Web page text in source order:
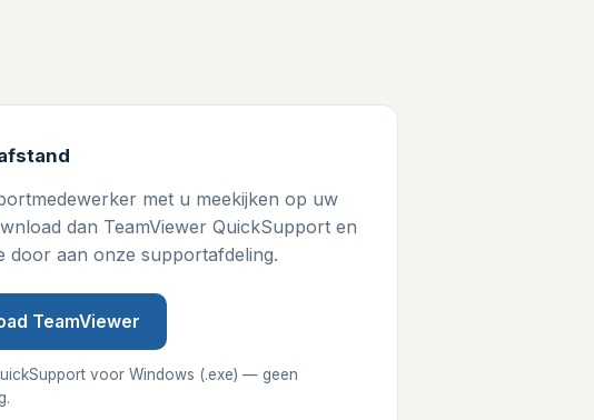
met u meekijken op uw
dan TeamViewer QuickSupport en
door aan onze supportafdeling.
TeamViewer
voor Windows (.exe) — geen